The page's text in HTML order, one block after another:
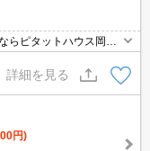
らピタットハウス岡本
詳細を見る
円)